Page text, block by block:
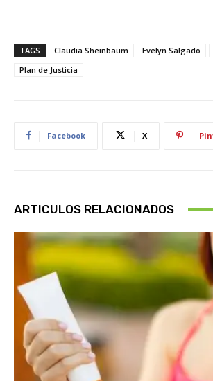
TAGS Claudia Sheinbaum Evelyn Salgado
Plan de Justicia
Facebook X
ARTICULOS RELACIONADOS